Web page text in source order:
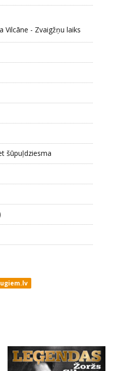
Vilcāne - Zvaigžņu laiks
šūpuļdziesma